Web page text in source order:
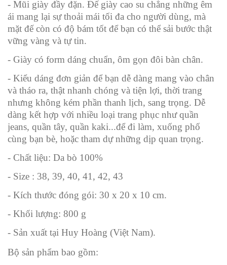
- Mũi giày đầy đặn. Đế giày cao su chẳng những êm
ái mang lại sự thoải mái tối đa cho người dùng, mà
mặt đế còn có độ bám tốt để bạn có thể sải bước thật
vững vàng và tự tin.
- Giày có form dáng chuẩn, ôm gọn đôi bàn chân.
- Kiểu dáng đơn giản để bạn dễ dàng mang vào chân
và tháo ra, thật nhanh chóng và tiện lợi, thời trang
nhưng không kém phần thanh lịch, sang trọng. Dễ
dàng kết hợp với nhiều loại trang phục như quần
jeans, quần tây, quần kaki...để đi làm, xuống phố
cùng bạn bè, hoặc tham dự những dịp quan trọng.
- Chất liệu: Da bò 100%
- Size : 38, 39, 40, 41, 42, 43
- Kích thước đóng gói: 30 x 20 x 10 cm.
- Khối lượng: 800 g
- Sản xuất tại Huy Hoàng (Việt Nam).
Bộ sản phẩm bao gồm: